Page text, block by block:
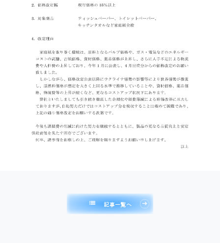
list 記事一覧へ